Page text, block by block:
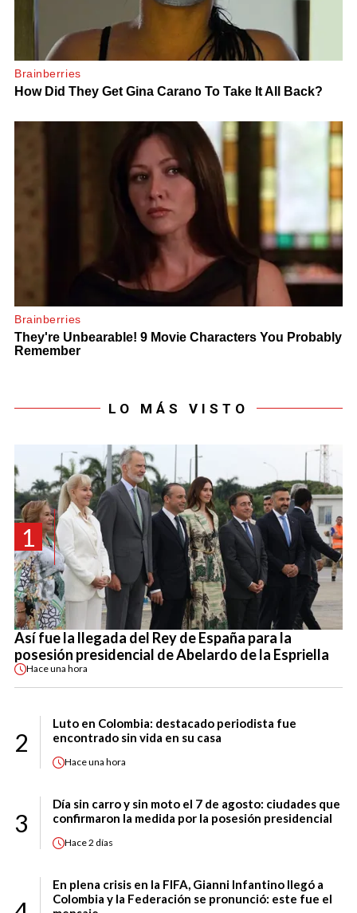
LO MÁS VISTO
1
Así fue la llegada del Rey de España para la
posesión presidencial de Abelardo de la Espriella
Haceuna hora
2
Luto en Colombia: destacado periodista fue
encontrado sin vida en su casa
Haceuna hora
3
Día sin carro y sin moto el 7 de agosto: ciudades que
confirmaron la medida por la posesión presidencial
Hace2 días
En plena crisis en la FIFA, Gianni Infantino llegó a
Colombia y la Federación se pronunció: este fue el